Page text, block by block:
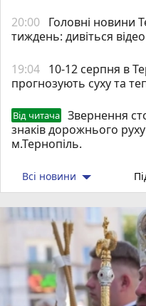
20:00 Головні новини
тиждень: дивіться відео
19:04 10-12 серпня в
прогнозують суху та
Від читача
Звернення
знаків дорожнього
м.Тернопіль.
Всі новини